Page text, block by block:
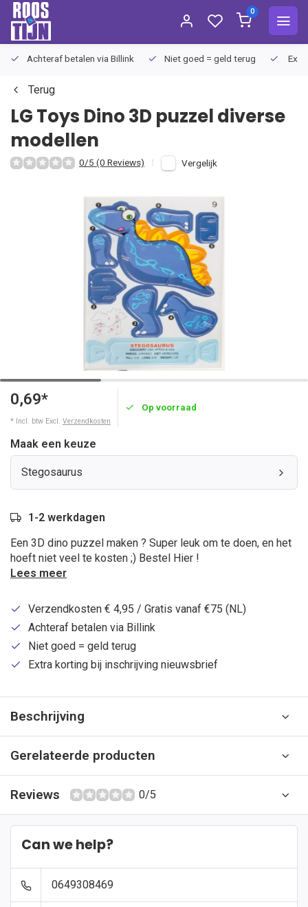
0
Achteraf betalen via Billink Niet goed = geld terug
Terug
LG Toys Dino 3D puzzel diverse
modellen
0/5 (0 Reviews) Vergelijk
0,69*
* Incl. btw Excl. Verzendkosten
Op voorraad
Maak een keuze
Stegosaurus
1-2 werkdagen
Een 3D dino puzzel maken ? Super leuk om te doen, en het
hoeft niet veel te kosten ;) Bestel Hier !
Lees meer
Verzendkosten € 4,95 / Gratis vanaf €75 (NL)
Achteraf betalen via Billink
Niet goed = geld terug
Extra korting bij inschrijving nieuwsbrief
Beschrijving
Gerelateerde producten
Reviews 0/5
Can we help?
0649308469